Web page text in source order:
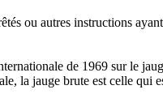
ou autres instructions
de 1969 sur le
la jauge brute est celle qui